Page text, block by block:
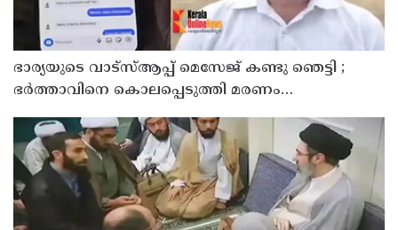
ഭാര്യയുടെ വാട്സ്ആപ്പ് മെസേജ് കണ്ടു ഞെട്ടി ;
ഭര്‍ത്താവിനെ കൊലപ്പെടുത്തി മരണം
പദ്ധതിയിട്ട യുവതിയും സുഹൃത്തും ഒളിവില്‍